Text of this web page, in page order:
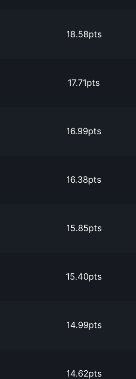
18.58pts
17.71pts
16.99pts
16.38pts
15.85pts
15.40pts
14.99pts
14.62pts